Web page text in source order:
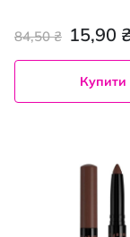
15,90 ₴
84,50 ₴
Купити